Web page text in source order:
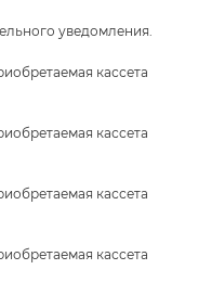
уведомления.
кассета
кассета
кассета
кассета